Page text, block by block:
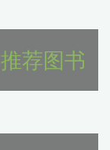
推荐图书